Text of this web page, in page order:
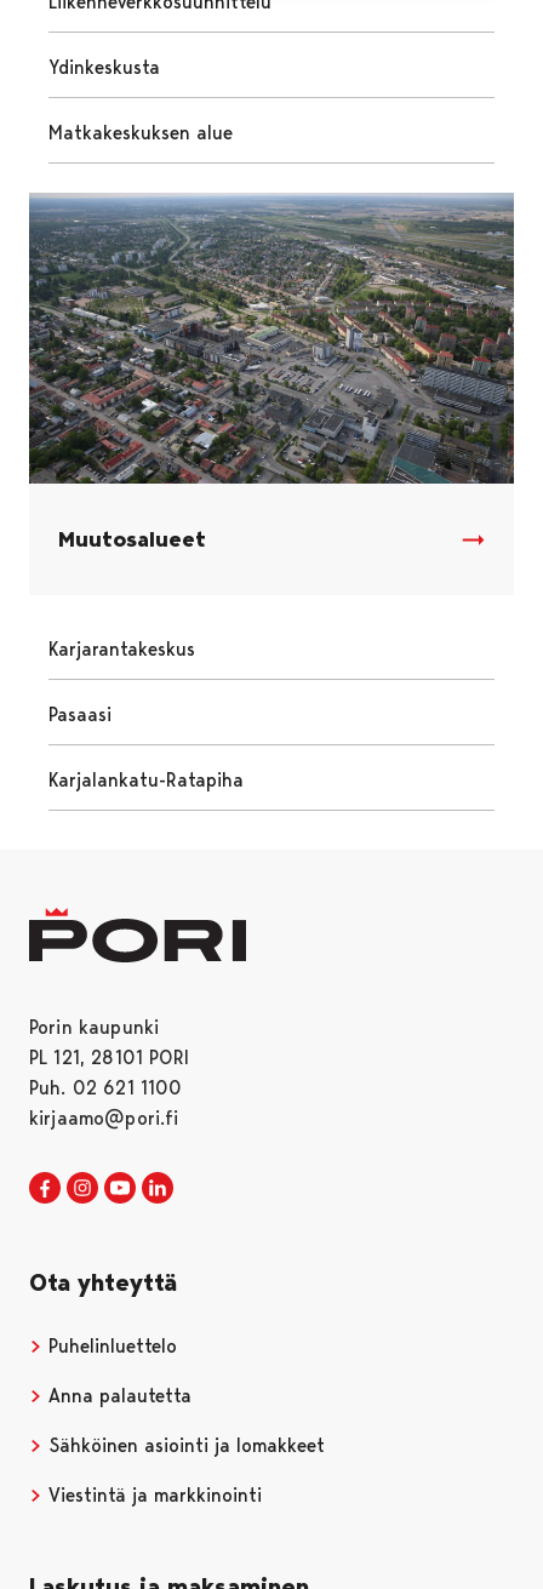
Ydinkeskusta
Matkakeskuksen alue
Muutosalueet
Karjarantakeskus
Pasaasi
Karjalankatu-Ratapiha
Porin kaupunki
PL 121, 28101 PORI
Puh. 02 621 1100
kirjaamo@pori.fi
Porin kaupunki Facebookissa
Avautuu uudessa välilehdessä
Porin kaupunki Instagramissa
Avautuu uudessa välilehdessä
Porin kaupunki Youtubessa
Avautuu uudessa välilehdessä
Ota yhteyttä
Puhelinluettelo
Anna palautetta
Sähköinen asiointi ja lomakkeet
Viestintä ja markkinointi